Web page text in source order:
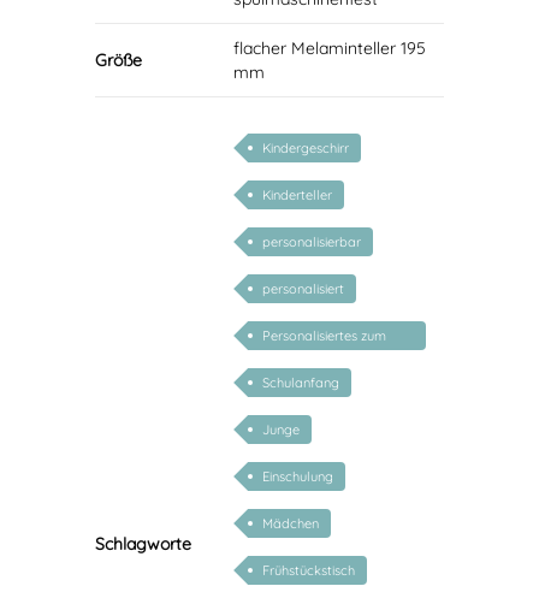
Größe
flacher Melaminteller 195
mm
Schlagworte
Kindergeschirr
Kinderteller
personalisierbar
personalisiert
Personalisiertes zum
Schulanfang
Schulanfang
Junge
Einschulung
Mädchen
Frühstückstisch